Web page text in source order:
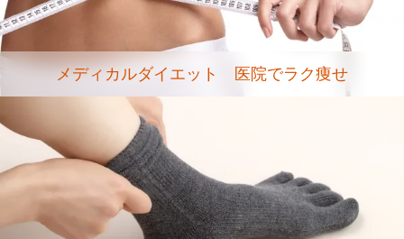
メディカルダイエット 医院でラク痩せ